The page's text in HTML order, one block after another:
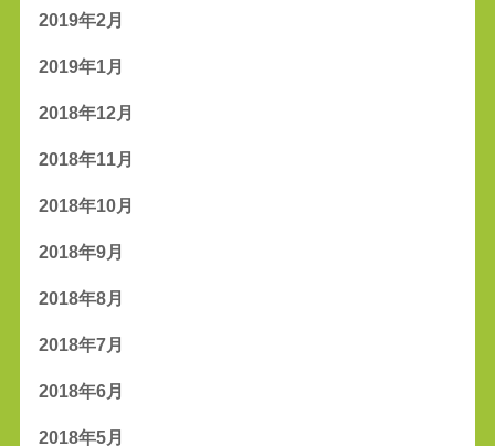
2019年2月
2019年1月
2018年12月
2018年11月
2018年10月
2018年9月
2018年8月
2018年7月
2018年6月
2018年5月